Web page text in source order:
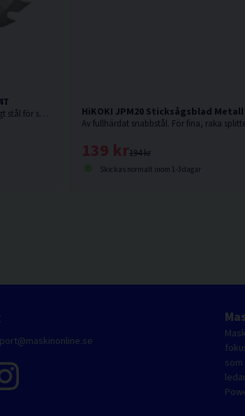
Sågklinga av härdad korrosionsbeständigt stål för sågning i hårt och mjukt trä. HiKOKI JPM20 Sticksågsblad Metall
194 kr
139 kr
Skickas normalt inom 1-3 dagar